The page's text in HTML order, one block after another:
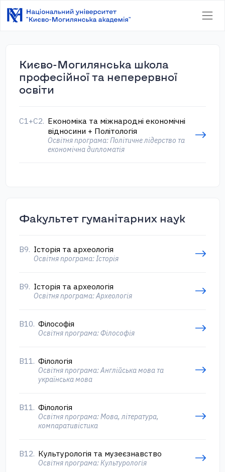
Києво-Могилянська школа
професійної та неперервної
освіти
С1+С2. Економіка та міжнародні економічні
відносини + Політологія
Освітня програма: Політичне лідерство та
економічна дипломатія
Факультет гуманітарних наук
В9. Історія та археологія
Освітня програма: Історія
В9. Історія та археологія
Освітня програма: Археологія
В10. Філософія
Освітня програма: Філософія
В11. Філологія
Освітня програма: Англійська мова та
українська мова
В11. Філологія
Освітня програма: Мова, література,
компаративістика
В12. Культурологія та музеєзнавство
Освітня програма: Культурологія